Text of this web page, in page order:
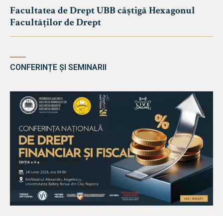
Facultatea de Drept UBB câștigă Hexagonul
Facultăților de Drept
CONFERINȚE ȘI SEMINARII